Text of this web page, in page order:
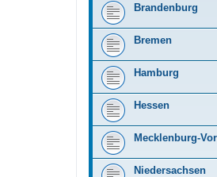
Brandenburg
Bremen
Hamburg
Hessen
Mecklenburg-
Niedersachsen